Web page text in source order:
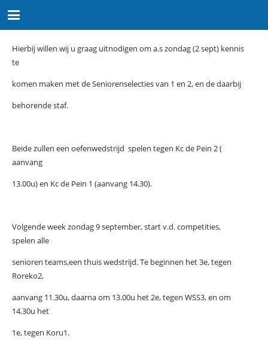
Hierbij willen wij u graag uitnodigen om a.s zondag (2 sept) kennis
te
komen maken met de Seniorenselecties van 1 en 2, en de daarbij
behorende staf.
Beide zullen een oefenwedstrijd spelen tegen Kc de Pein 2 (
aanvang
13.00u) en Kc de Pein 1 (aanvang 14.30).
Volgende week zondag 9 september, start v.d. competities,
spelen alle
senioren teams,een thuis wedstrijd. Te beginnen het 3e, tegen
Roreko2,
aanvang 11.30u, daarna om 13.00u het 2e, tegen WSS3, en om
14.30u het
1e, tegen Koru1.